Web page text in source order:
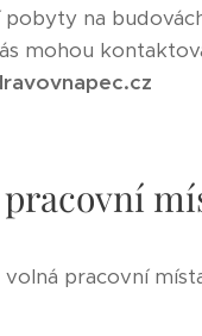
na
mohou
pracovní